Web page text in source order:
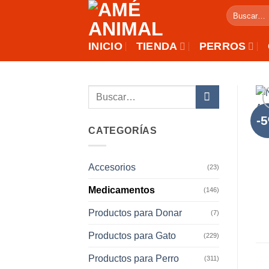
Buscar
por:
INICIO TIENDA PERROS
Buscar
CATEGORÍAS
Accesorios (23)
Medicamentos (146)
Productos para Donar (7)
Productos para Gato (229)
Productos para Perro (311)
-